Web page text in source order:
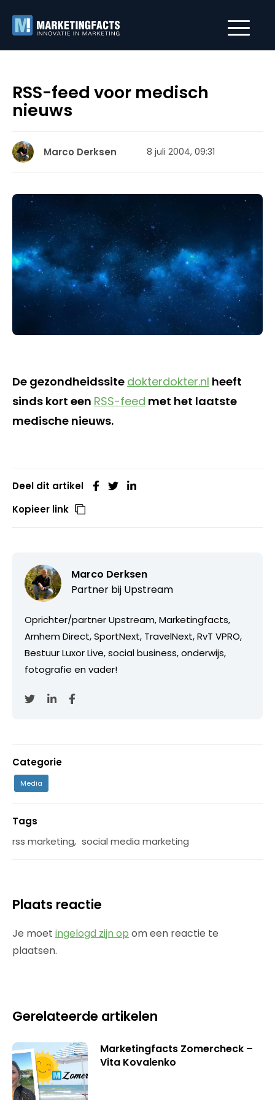
RSS-feed voor medisch
nieuws
Marco Derksen 8 juli 2004, 09:31
De gezondheidssite dokterdokter.nl heeft
sinds kort een RSS-feed met het laatste
medische nieuws.
Deel dit artikel
Kopieer link
Marco Derksen
Partner bij Upstream
Oprichter/partner Upstream, Marketingfacts,
Arnhem Direct, SportNext, TravelNext, RvT VPRO,
Bestuur Luxor Live, social business, onderwijs,
fotografie en vader!
Categorie
Media
Tags
rss marketing, social media marketing
Plaats reactie
Je moet ingelogd zijn op om een reactie te
plaatsen.
Gerelateerde artikelen
Marketingfacts Zomercheck –
Vita Kovalenko